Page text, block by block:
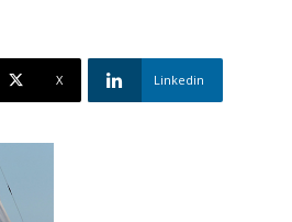
X Linkedin